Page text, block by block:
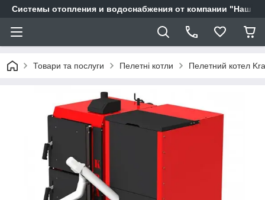
Системы отопления и водоснабжения от компании "Наш
Товари та послуги Пелетні котли Пелетний котел